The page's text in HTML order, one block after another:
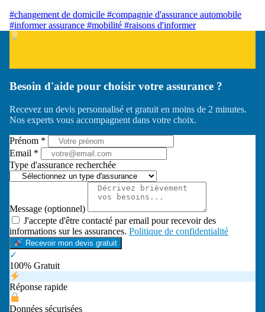
#changement de domicile #compagnie d'assurance automobile
#informer assurance #mobilité #raisons d'informer
Besoin d'aide pour choisir votre assurance ?
Recevez un devis personnalisé et gratuit en moins de 2 minutes.
Nos experts vous accompagnent dans votre choix.
Prénom *
Email *
Type d'assurance recherchée
Message (optionnel)
J'accepte d'être contacté par email pour recevoir des
informations sur les assurances. Politique de confidentialité
Recevoir mon devis gratuit
✓
100% Gratuit
Réponse rapide
Données sécurisées